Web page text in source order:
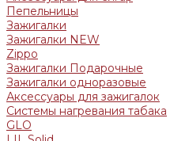
Пепельницы
Зажигалки
Зажигалки NEW
Zippo
Зажигалки Подарочные
Зажигалки одноразовые
Аксессуары для зажигалок
Системы нагревания табака
GLO